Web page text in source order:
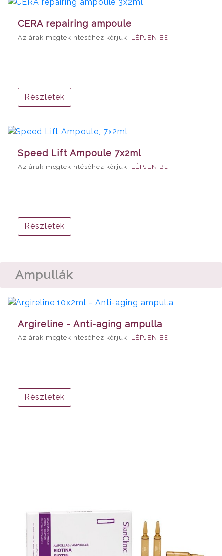
CERA repairing ampoule
Az árak megtekintéséhez kérjük, LÉPJEN BE!
Részletek
Speed Lift Ampoule 7x2ml
Az árak megtekintéséhez kérjük, LÉPJEN BE!
Részletek
Ampullák
Argireline - Anti-aging ampulla
Az árak megtekintéséhez kérjük, LÉPJEN BE!
Részletek